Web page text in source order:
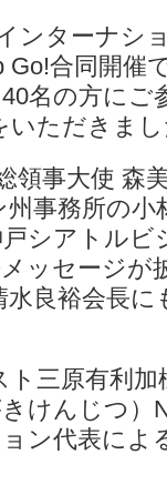
兵
庫
県
公
認
県
会
CLUB
GO！
大
年」
悼
と
懇
ンターナシ
合同開催
名の方に
いただきま
領事大使 森
事務所の小
シアトル
ッセージが
水良裕会長
三原有利
けんじつ）
ン代表によ